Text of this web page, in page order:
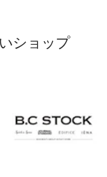
ショップ